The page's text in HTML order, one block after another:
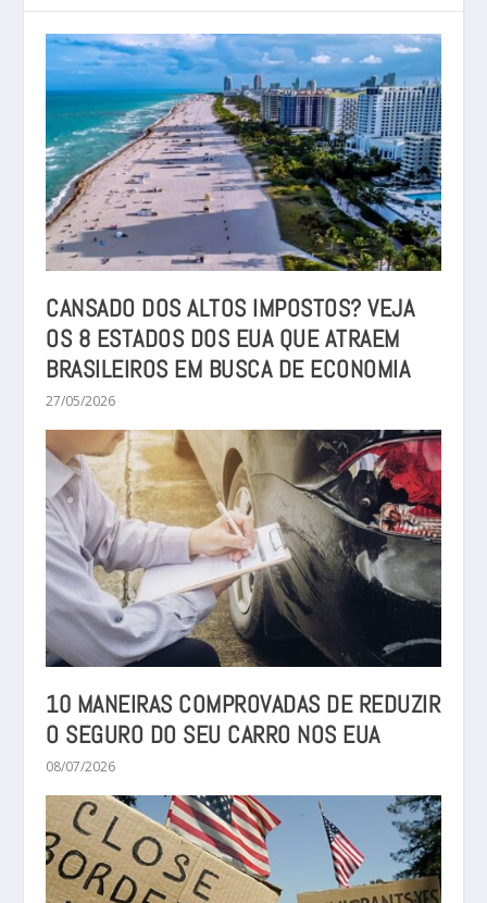
CANSADO DOS ALTOS IMPOSTOS? VEJA
OS 8 ESTADOS DOS EUA QUE ATRAEM
BRASILEIROS EM BUSCA DE ECONOMIA
27/05/2026
10 MANEIRAS COMPROVADAS DE REDUZIR
O SEGURO DO SEU CARRO NOS EUA
08/07/2026